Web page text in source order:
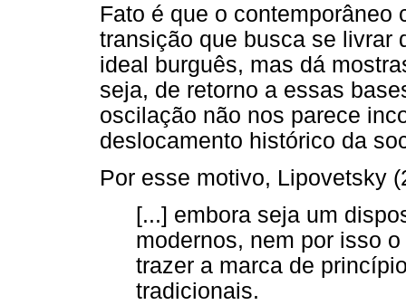
Fato é que o contemporâneo
transição que busca se livrar
ideal burguês, mas dá
seja, de retorno a essas
oscilação não nos parece
deslocamento histórico da
Por esse motivo, Lipovetsky
[...] embora seja um
modernos, nem por isso
trazer a marca de
tradicionais.